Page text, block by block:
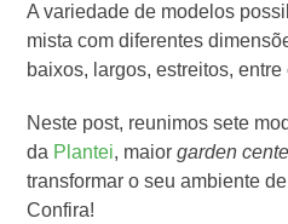
A variedade de modelos
mista com diferentes
baixos, largos, estreitos, entre
Neste post, reunimos sete
da Plantei, maior garden
transformar o seu ambiente
Confira!